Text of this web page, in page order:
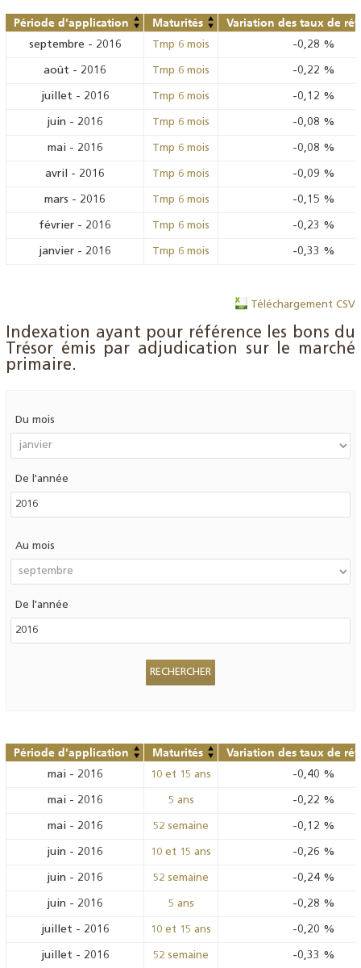
Période d'application Maturités Variation des taux de
septembre - 2016 Tmp 6 mois -0,28 %
août - 2016 Tmp 6 mois -0,22 %
juillet - 2016 Tmp 6 mois -0,12 %
juin - 2016 Tmp 6 mois -0,08 %
mai - 2016 Tmp 6 mois -0,08 %
avril - 2016 Tmp 6 mois -0,09 %
mars - 2016 Tmp 6 mois -0,15 %
février - 2016 Tmp 6 mois -0,23 %
janvier - 2016 Tmp 6 mois -0,33 %
Téléchargement CSV
Indexation ayant pour référence les bons du
Trésor émis par adjudication sur le marché
primaire.
Du mois
De l'année
Au mois
De l'année
Période d'application Maturités Variation des taux de
mai - 2016 10 et 15 ans -0,40 %
mai - 2016 5 ans -0,22 %
mai - 2016 52 semaine -0,12 %
juin - 2016 10 et 15 ans -0,26 %
juin - 2016 52 semaine -0,24 %
juin - 2016 5 ans -0,28 %
juillet - 2016 10 et 15 ans -0,20 %
juillet - 2016 52 semaine -0,33 %